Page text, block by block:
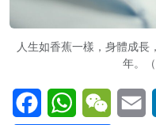
人生如香蕉一樣，身體成
年。
FacebookWhatsAppWeChat